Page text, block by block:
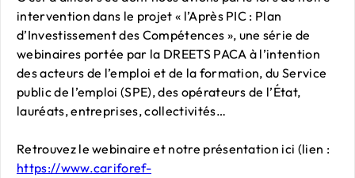
intervention dans le projet « l’Après PIC : Plan
d’Investissement des Compétences », une série de
webinaires portée par la DREETS PACA à l’intention
des acteurs de l’emploi et de la formation, du Service
public de l’emploi (SPE), des opérateurs de l’État,
lauréats, entreprises, collectivités…
Retrouvez le webinaire et notre présentation ici (lien :
https://www.cariforef-